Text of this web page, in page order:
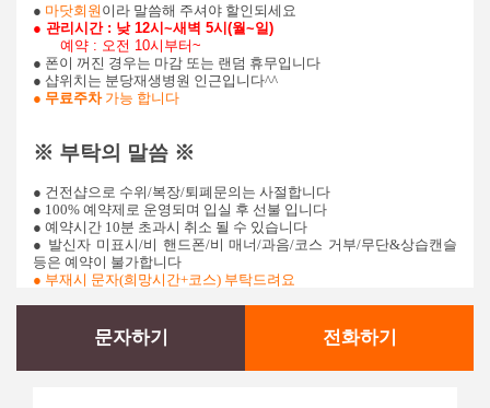
● 마닷회원 이라 말씀해 주셔야 할인되세요
● 관리시간 : 낮 12시~새벽 5시(월~일)
예약 : 오전 10시부터~
● 폰이 꺼진 경우는 마감 또는 랜덤 휴무입니다
● 샵위치는 분당재생병원 인근입니다^^
● 무료주차가능 합니다
※ 부탁의 말씀 ※
● 건전샵으로 수위/복장/퇴폐문의는 사절합니다
● 100% 예약제로 운영되며 입실 후 선불 입니다
● 예약시간 10분 초과시 취소 될 수 있습니다
● 발신자 미표시/비 핸드폰/비 매너/과음/코스 거부/무단&상습캔슬
등은 예약이 불가합니다
● 부재시 문자(희망시간+코스) 부탁드려요
문자하기 전화하기